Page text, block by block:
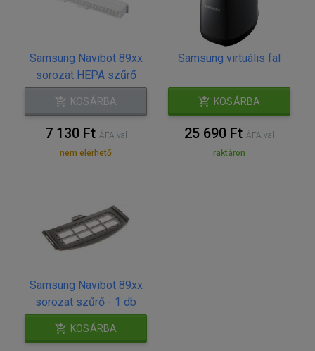
Samsung Navibot 89xx
sorozat HEPA szűrő
KOSÁRBA
7 130 Ft ÁFA-val
nem elérhető
Samsung virtuális fal
KOSÁRBA
25 690 Ft ÁFA-val
raktáron
Samsung Navibot 89xx
sorozat szűrő - 1 db
KOSÁRBA